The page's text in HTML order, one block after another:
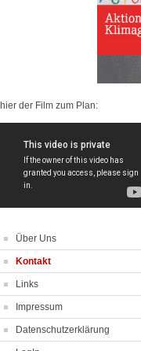
hier der Film zum Plan:
Über Uns
Kontakt
Links
Impressum
Datenschutzerklärung